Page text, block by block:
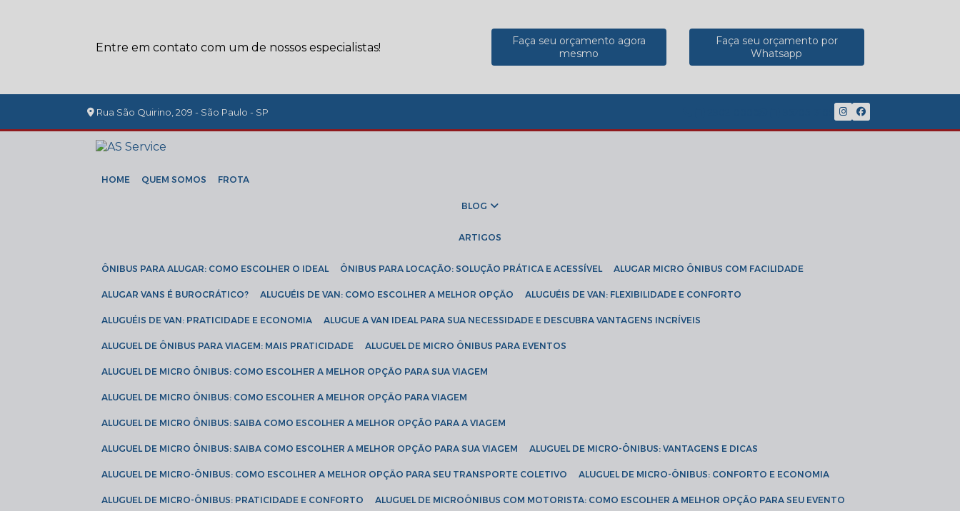
Entre em contato com um de nossos especialistas!
Faça seu orçamento agora
mesmo
Faça seu orçamento por
Whatsapp
Rua São Quirino, 209 - São Paulo - SP
HOME QUEM SOMOS FROTA
BLOG
ARTIGOS
ÔNIBUS PARA ALUGAR: COMO ESCOLHER O IDEAL ÔNIBUS PARA LOCAÇÃO: SOLUÇÃO PRÁTICA E ACESSÍVEL ALUGAR MICRO ÔNIBUS COM FACILIDADE
ALUGAR VANS É BUROCRÁTICO? ALUGUÉIS DE VAN: COMO ESCOLHER A MELHOR OPÇÃO ALUGUÉIS DE VAN: FLEXIBILIDADE E CONFORTO
ALUGUÉIS DE VAN: PRATICIDADE E ECONOMIA ALUGUE A VAN IDEAL PARA SUA NECESSIDADE E DESCUBRA VANTAGENS INCRÍVEIS
ALUGUEL DE ÔNIBUS PARA VIAGEM: MAIS PRATICIDADE ALUGUEL DE MICRO ÔNIBUS PARA EVENTOS
ALUGUEL DE MICRO ÔNIBUS: COMO ESCOLHER A MELHOR OPÇÃO PARA SUA VIAGEM
ALUGUEL DE MICRO ÔNIBUS: COMO ESCOLHER A MELHOR OPÇÃO PARA VIAGEM
ALUGUEL DE MICRO ÔNIBUS: SAIBA COMO ESCOLHER A MELHOR OPÇÃO PARA A VIAGEM
ALUGUEL DE MICRO ÔNIBUS: SAIBA COMO ESCOLHER A MELHOR OPÇÃO PARA SUA VIAGEM ALUGUEL DE MICRO-ÔNIBUS: VANTAGENS E DICAS
ALUGUEL DE MICRO-ÔNIBUS: COMO ESCOLHER A MELHOR OPÇÃO PARA SEU TRANSPORTE COLETIVO ALUGUEL DE MICRO-ÔNIBUS: CONFORTO E ECONOMIA
ALUGUEL DE MICRO-ÔNIBUS: PRATICIDADE E CONFORTO ALUGUEL DE MICROÔNIBUS COM MOTORISTA: COMO ESCOLHER A MELHOR OPÇÃO PARA SEU EVENTO